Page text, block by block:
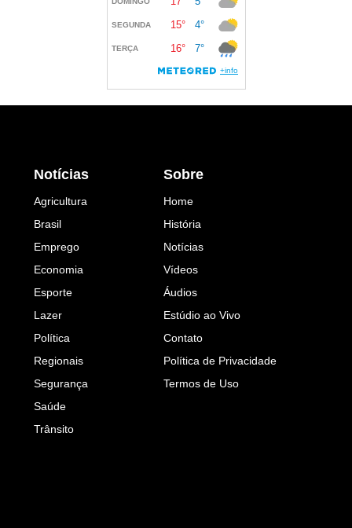
Notícias
Agricultura
Brasil
Emprego
Economia
Esporte
Lazer
Política
Regionais
Segurança
Saúde
Trânsito
Sobre
Home
História
Notícias
Vídeos
Áudios
Estúdio ao Vivo
Contato
Política de Privacidade
Termos de Uso